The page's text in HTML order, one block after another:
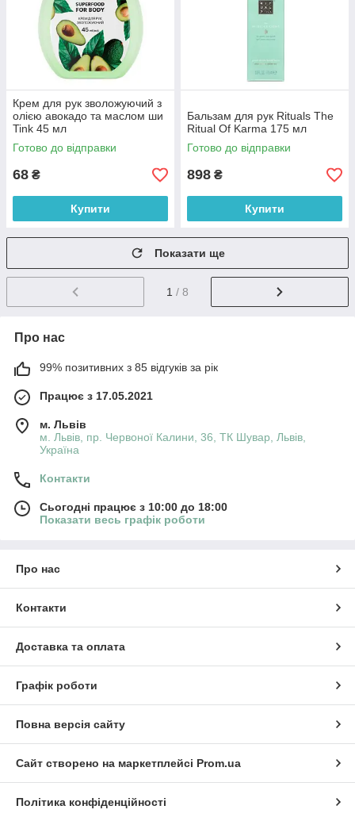
Крем для рук зволожуючий з
олією авокадо та маслом ши
Tink 45 мл
Готово до відправки
68 ₴
Купити
Бальзам для рук Rituals The
Ritual Of Karma 175 мл
Готово до відправки
898 ₴
Купити
Показати ще
1 / 8
Про нас
99% позитивних з 85 відгуків за рік
Працює з 17.05.2021
м. Львів
м. Львів, пр. Червоної Калини, 36, ТК Шувар, Львів,
Україна
Контакти
Сьогодні працює з 10:00 до 18:00
Показати весь графік роботи
Про нас
Контакти
Доставка та оплата
Графік роботи
Повна версія сайту
Сайт створено на маркетплейсі Prom.ua
Політика конфіденційності